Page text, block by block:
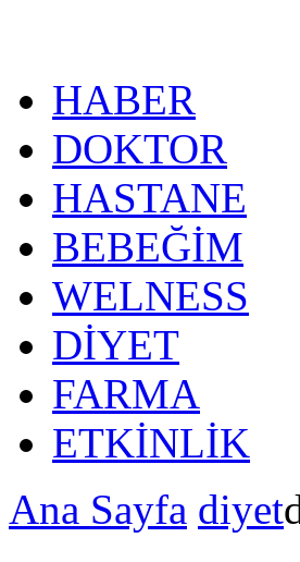
HABER
DOKTOR
HASTANE
BEBEĞİM
WELNESS
DİYET
FARMA
ETKİNLİK
Ana Sayfa diyet